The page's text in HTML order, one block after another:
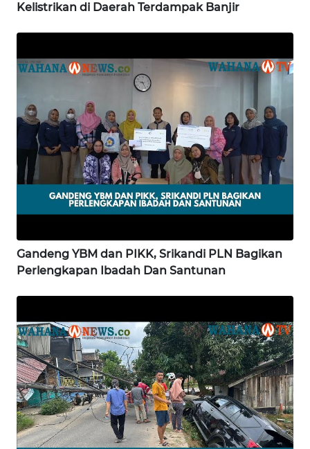
Kelistrikan di Daerah Terdampak Banjir
Gandeng YBM dan PIKK, Srikandi PLN Bagikan
Perlengkapan Ibadah Dan Santunan
WN
WN
WN
BENGKULU
LAMPUNG
WN
WN
WN
JOGJA
WN
JATIM
WN
BALI